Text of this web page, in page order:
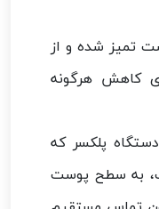
تمیز شده و از
کاهش هرگونه
دستگاه پلکسر که
به سطح پوست